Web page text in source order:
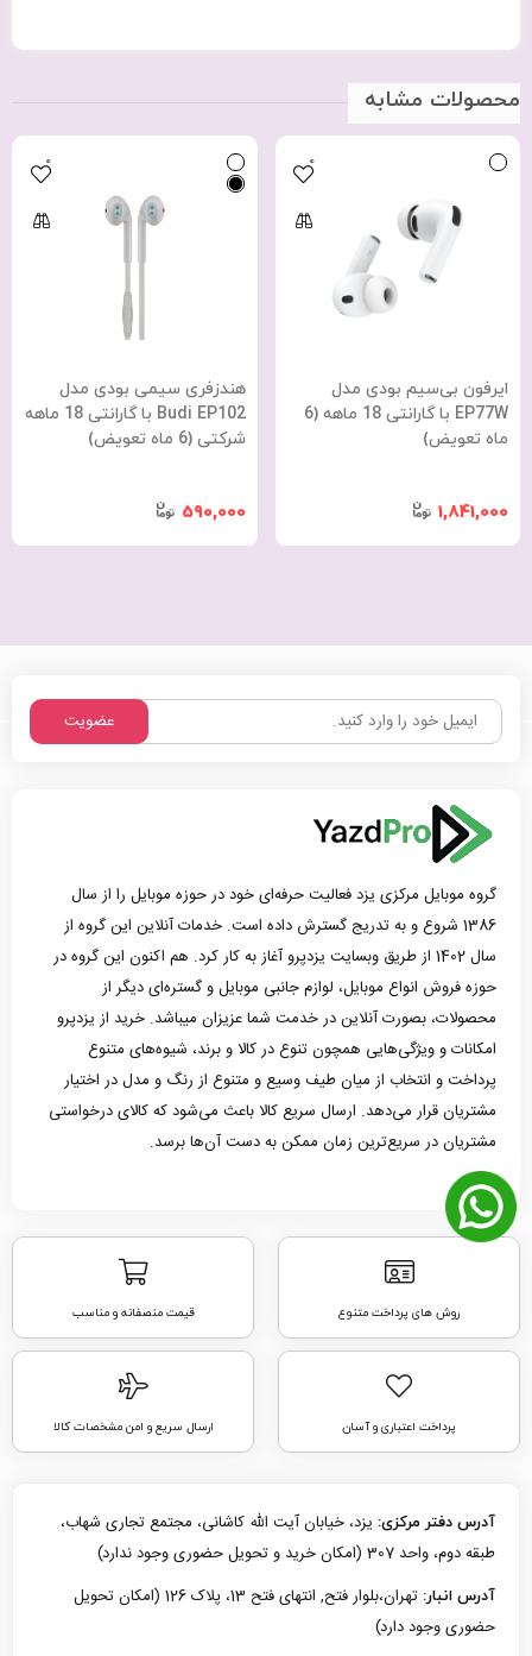
محصولات مشابه
ایرفون بی‌سیم بودی مدل
EP77W با گارانتی 18 ماهه (6
ماه تعویض)
1,841,000
0
هندزفری سیمی بودی مدل
Budi EP102 با گارانتی 18 ماهه
شرکتی (6 ماه تعویض)
590,000
0
عضویت
گروه موبایل مرکزی یزد فعالیت حرفه‌ای خود در حوزه موبایل را از سال
1386 شروع و به تدریج گسترش داده است. خدمات آنلاین این گروه از
سال 1402 از طریق وبسایت یزدپرو آغاز به کار کرد. هم اکنون این گروه در
حوزه فروش انواع موبایل، لوازم جانبی موبایل و گستره‌ای دیگر از
محصولات، بصورت آنلاین در خدمت شما عزیزان میباشد. خرید از یزدپرو
امکانات و ویژگی‌هایی همچون تنوع در کالا و برند، شیوه‌های متنوع
پرداخت و انتخاب از میان طیف وسیع و متنوع از رنگ و مدل در اختیار
مشتریان قرار می‌دهد. ارسال سریع کالا باعث می‌شود که کالای درخواستی
مشتریان در سریع‌ترین زمان ممکن به دست آن‌ها برسد.
روش های پرداخت متنوع قیمت منصفانه و مناسب
پرداخت اعتباری و آسان ارسال سریع و امن مشخصات کالا
آدرس دفتر مرکزی: یزد، خیابان آیت الله کاشانی، مجتمع تجاری شهاب،
طبقه دوم، واحد 307 (امکان خرید و تحویل حضوری وجود ندارد)
آدرس انبار:
تهران،بلوار فتح, انتهای فتح 13، پلاک 126 (امکان تحویل
حضوری وجود دارد)